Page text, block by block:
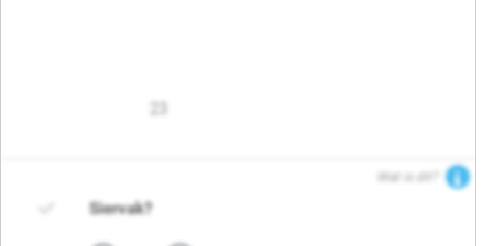
Wat is dit?
Siervak?